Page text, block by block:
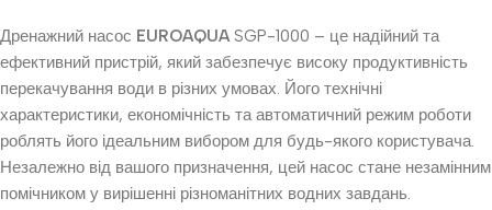
Дренажний насос EUROAQUA SGP-1000 – це надійний та
ефективний пристрій, який забезпечує високу продуктивність
перекачування води в різних умовах. Його технічні
характеристики, економічність та автоматичний режим роботи
роблять його ідеальним вибором для будь-якого користувача.
Незалежно від вашого призначення, цей насос стане незамінним
помічником у вирішенні різноманітних водних завдань.